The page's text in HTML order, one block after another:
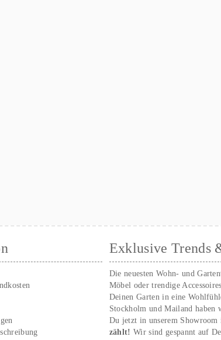
Exklusive Trends
Die neuesten Wohn- und
Möbel oder trendige
Deinen Garten in eine
Stockholm und Mailand haben
Du jetzt in unserem Showroom
zählt!Wir sind gespannt auf